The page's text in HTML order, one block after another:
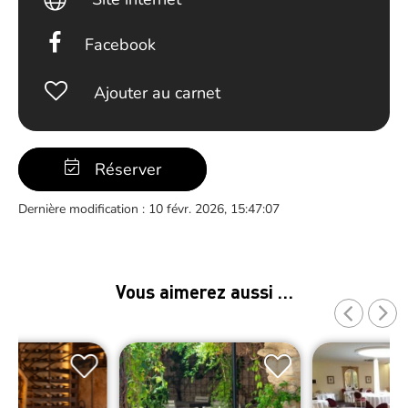
Facebook
Ajouter au carnet
Réserver
Dernière modification : 10 févr. 2026, 15:47:07
Vous aimerez aussi …